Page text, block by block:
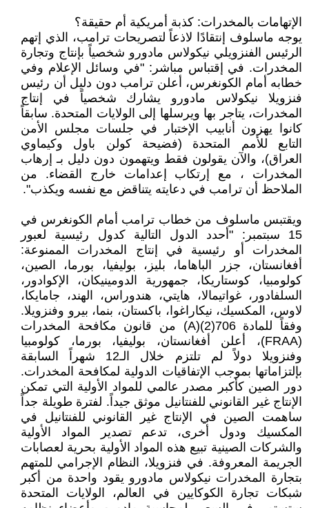
الإتهامات بالمخدرات: كذبة أمريكية أم حقيقة؟
يوجه ماسلوف إنتقادًا لاذعاً لتصريحات ترامب، الذي إتهم
الرئيس الفنزويلي نيكولاس مادورو شخصياً بإنتاج وتجارة
المخدرات. في إقتباس مباشر: "في وسائل الإعلام وفي
خطابه أمام الكونغرس، أعلن ترامب دون دليل أن رئيس
فنزويلا نيكولاس مادورو يشارك شخصياً في إنتاج
المخدرات، يتاجر بها ويرسلها إلى الولايات المتحدة. سابقاً
كانوا يهزون أنابيب الإختبار في جلسات مجلس الأمن
التابع للأمم المتحدة (فضيحة كولن باول وكيماوي
العراق)، والآن يقولون فقط ويتهمون دون دليل بـ إرهاب
المخدرات ، مع إرتكاب إعدامات خارج القضاء. من
الملاحظ أن ترامب في دعايته يتناقض مع نفسه ويكذب".
ويقتبس ماسلوف من خطاب ترامب أمام الكونغرس في
15 سبتمبر: "أحدد الدول التالية كدول رئيسية لعبور
المخدرات أو رئيسية في إنتاج المخدرات الممنوعة:
أفغانستان، جزر الباهاما، بليز، بوليفيا، بورما، الصين،
كولومبيا، كوستاريكا، جمهورية الدومينيكان، الإكوادور،
السلفادور، غواتيمالا، هايتي، هندوراس، الهند، جامايكا،
لاوس، المكسيك، نيكاراغوا، باكستان، بنما، بيرو وفنزويلا.
وفقاً للمادة 706(2)(A) من قانون مكافحة المخدرات
(FRAA)، أعلن أفغانستان، بوليفيا، بورما، كولومبيا
وفنزويلا دولاً لم تلتزم خلال الـ12 شهراً السابقة
بإلتزاماتها بموجب الإتفاقيات الدولية لمكافحة المخدرات.
دور الصين كأكبر مصدر عالمي للمواد الأولية التي تمكن
الإنتاج غير القانوني للفنتانيل موثق جيداً. لفترة طويلة جداً
ساهمت الصين في الإنتاج غير القانوني للفنتانيل في
المكسيك ودول أخرى، تدعم تصدير المواد الأولية
والشركات الصينية تبيع هذه المواد الأولية بحرية لعصابات
الجريمة المعروفة. في فنزويلا، النظام الإجرامي للمتهم
بتجارة المخدرات نيكولاس مادورو يقود واحدة من أكبر
شبكات تجارة الكوكايين في العالم، الولايات المتحدة